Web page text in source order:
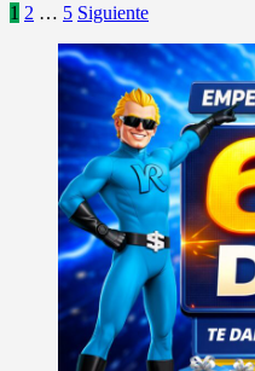
Paginación
entradas
1 2 … 5 Siguiente